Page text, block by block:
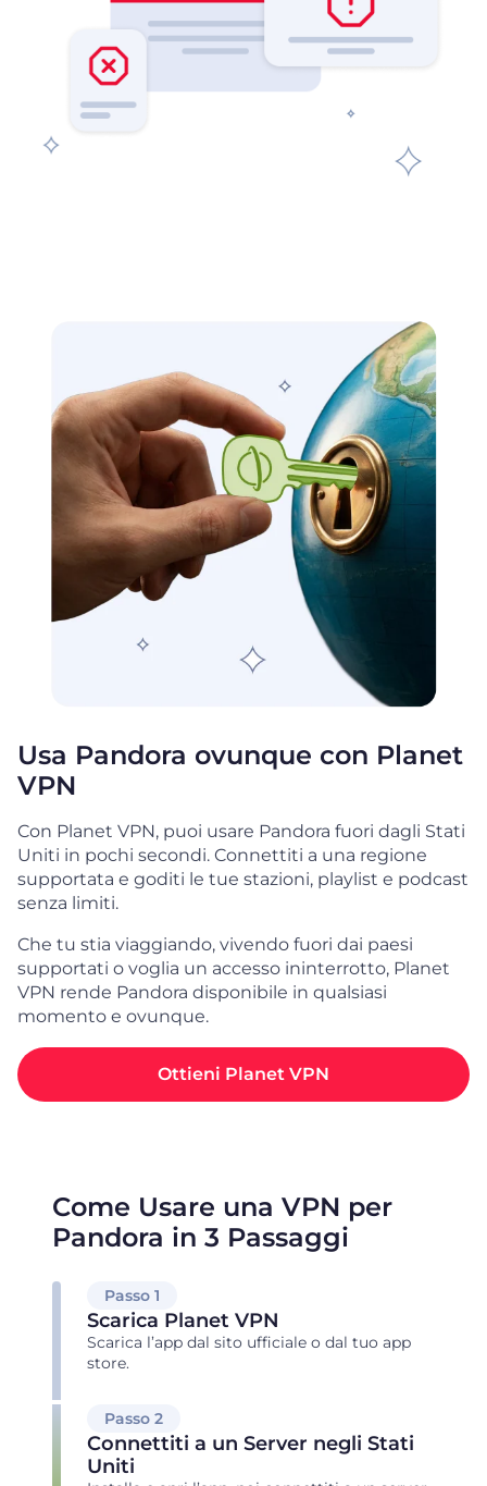
Usa Pandora ovunque con Planet
VPN
Con Planet VPN, puoi usare Pandora fuori dagli Stati
Uniti in pochi secondi. Connettiti a una regione
supportata e goditi le tue stazioni, playlist e podcast
senza limiti.
Che tu stia viaggiando, vivendo fuori dai paesi
supportati o voglia un accesso ininterrotto, Planet
VPN rende Pandora disponibile in qualsiasi
momento e ovunque.
Ottieni Planet VPN
Come Usare una VPN per
Pandora in 3 Passaggi
Passo 1
Scarica Planet VPN
Scarica l’app dal sito ufficiale o dal tuo app
store.
Passo 2
Connettiti a un Server negli Stati
Uniti